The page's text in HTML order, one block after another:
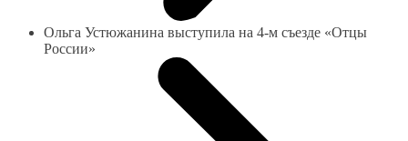
Ольга Устюжанина выступила на 4-м съезде «Отцы
России»